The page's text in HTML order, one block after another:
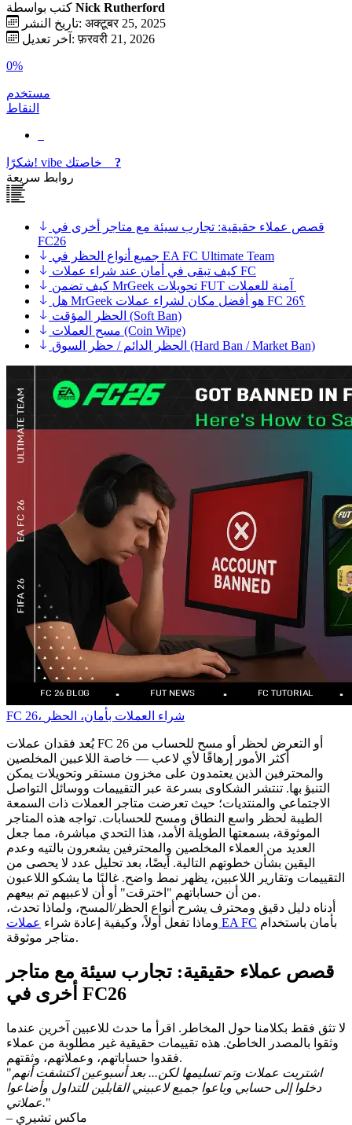
كتب بواسطة Nick Rutherford
تاريخ النشر: अक्टूबर 25, 2025
آخر تعديل: फ़रवरी 21, 2026
0%
مستخدم
النقاط
شكرًا! vibe
?
روابط سريعة
قصص عملاء حقيقية: تجارب سيئة مع متاجر أخرى في
FC26
جميع أنواع الحظر في EA FC Ultimate Team
كيف تبقى في أمان عند شراء عملات FC
هل MrGeek هو أفضل مكان لشراء عملات FC 26؟
الحظر المؤقت (Soft Ban)
مسح العملات (Coin Wipe)
الحظر الدائم / حظر السوق (Hard Ban / Market Ban)
FC 26، شراء العملات بأمان، الحظر
يُعد فقدان عملات FC 26 أو التعرض لحظر أو مسح للحساب من
أكثر الأمور إرهاقًا لأي لاعب — خاصة اللاعبين المخلصين
والمحترفين الذين يعتمدون على مخزون مستقر وتحويلات يمكن
التنبؤ بها. تنتشر الشكاوى بسرعة عبر التقييمات ووسائل التواصل
الاجتماعي والمنتديات؛ حيث تعرضت متاجر العملات ذات السمعة
الطيبة لحظر واسع النطاق ومسح للحسابات. تواجه هذه المتاجر
الموثوقة، بسمعتها الطويلة الأمد، هذا التحدي مباشرة، مما جعل
العديد من العملاء المخلصين والمحترفين يشعرون بالتيه وعدم
اليقين بشأن خطوتهم التالية. أيضًا، بعد تحليل عدد لا يحصى من
التقييمات وتقارير اللاعبين، يظهر نمط واضح. غالبًا ما يشكو اللاعبون
من أن حساباتهم "اخترقت" أو أن لاعبيهم تم بيعهم.
أدناه دليل دقيق ومحترف يشرح أنواع الحظر/المسح، ولماذا تحدث،
وماذا تفعل أولاً، وكيفية إعادة شراء عملات EA FC
متاجر موثوقة.
قصص عملاء حقيقية: تجارب سيئة مع متاجر
أخرى في FC26
لا تثق فقط بكلامنا حول المخاطر. اقرأ ما حدث للاعبين آخرين عندما
وثقوا بالمصدر الخاطئ. هذه تقييمات حقيقية غير مطلوبة من عملاء
فقدوا حساباتهم، وعملاتهم، وثقتهم.
"اشتريت عملات وتم تسليمها لكن... بعد أسبوعين اكتشفت أنهم
دخلوا إلى حسابي وباعوا جميع لاعبيني القابلين للتداول وأضاعوا
عملاتي."
– ماكس تشيري